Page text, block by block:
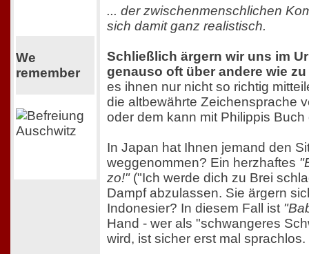
We
remember
... der zwischenmenschlichen
sich damit ganz realistisch.
Schließlich ärgern wir uns im
genauso oft über andere wie zu
es ihnen nur nicht so richtig
die altbewährte Zeichensprache
oder dem kann mit Philippis
In Japan hat Ihnen jemand den
weggenommen? Ein herzhaftes
zo!"("Ich werde dich zu Brei
Dampf abzulassen. Sie ärgern
Indonesier? In diesem Fall ist
Hand - wer als "schwangeres
wird, ist sicher erst mal sprachlos.